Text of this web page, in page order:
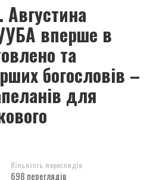
Августина
вперше в
та
богословів –
для
Кількість переглядів
698 переглядів